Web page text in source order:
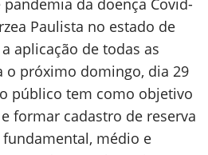
da doença Covid-
Paulista no estado de
aplicação de todas as
o próximo domingo, dia 29
público tem como objetivo
formar cadastro de reserva
médio e